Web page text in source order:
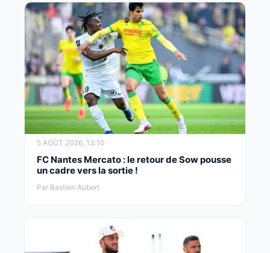
5 AOÛT 2026, 13:10
FC Nantes Mercato : le retour de Sow pousse
un cadre vers la sortie !
Par Bastien Aubert